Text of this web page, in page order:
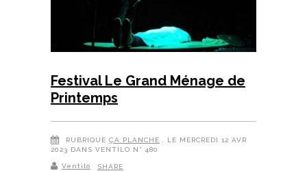
Festival Le Grand Ménage de
Printemps
RUBRIQUE ÇA PLANCHE , LE MERCREDI 12 AVR
2023 DANS VENTILO N° 480
Ventilo SHARE